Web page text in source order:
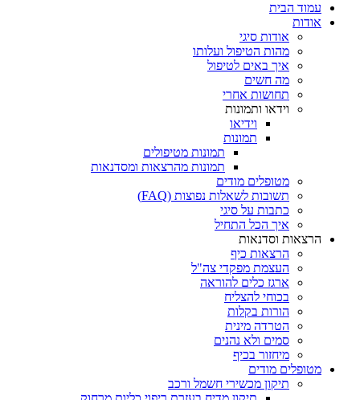
עמוד הבית
אודות
אודות סיגי
מהות הטיפול ועלותו
איך באים לטיפול
מה חשים
תחושות אחרי
וידאו ותמונות
וידיאו
תמונות
תמונות מטיפולים
תמונות מהרצאות ומסדנאות
מטופלים מודים
תשובות לשאלות נפוצות (FAQ)
כתבות על סיגי
איך הכל התחיל
הרצאות וסדנאות
הרצאות כיף
העצמת מפקדי צה"ל
ארגז כלים להוראה
בכוחי להצליח
הורות בקלות
הטרדה מינית
סמים ולא נהנים
מיחזור בכיף
מטופלים מודים
תיקון מכשירי חשמל ורכב